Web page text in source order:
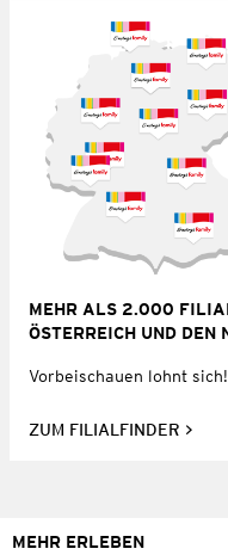
MEHR ALS 2.000
ÖSTERREICH UND DEN
Vorbeischauen lohnt
ZUM FILIALFINDER
MEHR ERLEBEN